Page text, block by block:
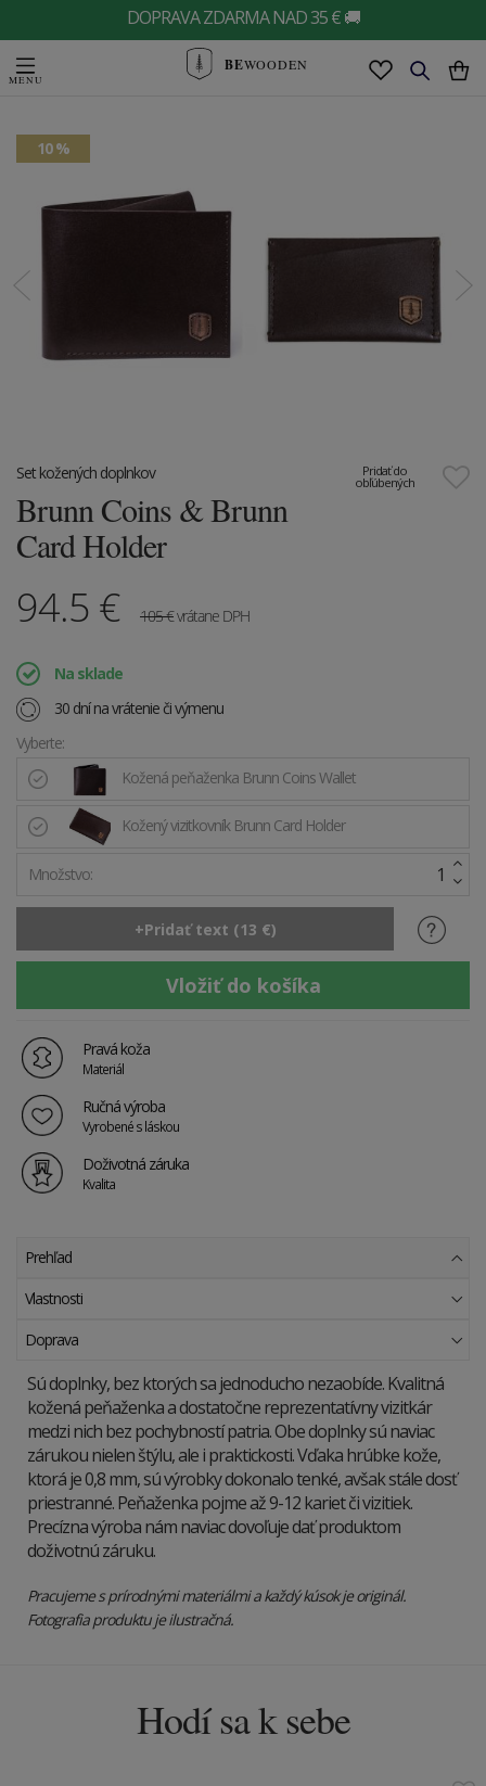
DOPRAVA ZDARMA NAD 35 € 🚚
BEWOODEN
10 %
Pridať do
obľúbených
Set kožených doplnkov
Brunn Coins & Brunn
Card Holder
94.5 € 105€vrátane DPH
Na sklade
30 dní na vrátenie či výmenu
Vyberte:
Kožená peňaženka Brunn Coins Wallet
Kožený vizitkovník Brunn Card Holder
Množstvo:
Pravá koža
Materiál
Ručná výroba
Vyrobené s láskou
Doživotná záruka
Kvalita
Prehľad
Vlastnosti
Doprava
Sú doplnky, bez ktorých sa jednoducho nezaobíde. Kvalitná
kožená peňaženka a dostatočne reprezentatívny vizitkár
medzi nich bez pochybností patria. Obe doplnky sú naviac
zárukou nielen štýlu, ale i praktickosti. Vďaka hrúbke kože,
ktorá je 0,8 mm, sú výrobky dokonalo tenké, avšak stále dosť
priestranné. Peňaženka pojme až 9-12 kariet či vizitiek.
Precízna výroba nám naviac dovoľuje dať produktom
doživotnú záruku.
Pracujeme s prírodnými materiálmi a každý kúsok je originál.
Fotografia produktu je ilustračná.
Hodí sa k sebe